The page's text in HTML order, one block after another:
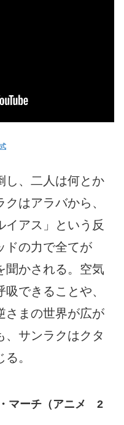
し、二人は何とか
はアラバから、
イアス」という反
ドの力で全てが
聞かされる。空気
できることや、
さまの世界が広が
、サンラクはクタ
。
マーチ（アニメ 2